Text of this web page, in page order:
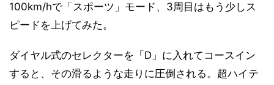
100km/hで「スポーツ」モード、3周目はもう少しス
ピードを上げてみた。
ダイヤル式のセレクターを「D」に入れてコースイン
すると、その滑るような走りに圧倒される。超ハイテ